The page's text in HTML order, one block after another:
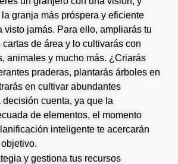
granja más próspera y eficiente
visto jamás. Para ello, ampliarás tu
de área y lo cultivarás con
animales y mucho más. ¿Criarás
praderas, plantarás árboles en
en cultivar abundantes
cuenta, ya que la
de elementos, el momento
inteligente te acercarán
y gestiona tus recursos